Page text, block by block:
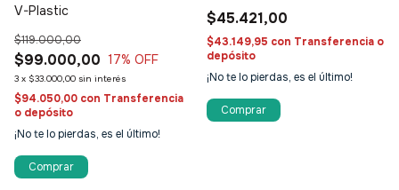
V-Plastic
$99.000,00
$119.000,00
17% OFF
3 x $33.000,00 sin interés
$94.050,00 con Transferencia
o depósito
¡No te lo pierdas, es el último!
$45.421,00
$43.149,95 con Transferencia o
depósito
¡No te lo pierdas, es el último!